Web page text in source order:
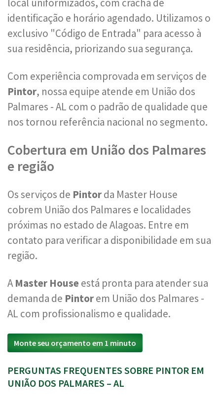
local uniformizados, com crachá de
identificação e horário agendado. Utilizamos o
exclusivo "Código de Entrada" para acesso à
sua residência, priorizando sua segurança.
Com experiência comprovada em serviços de
Pintor, nossa equipe atende em União dos
Palmares - AL com o padrão de qualidade que
nos tornou referência nacional no segmento.
Cobertura em União dos Palmares
e região
Os serviços de Pintorda Master House
cobrem União dos Palmares e localidades
próximas no estado de Alagoas. Entre em
contato para verificar a disponibilidade em sua
região.
AMaster House está pronta para atender sua
demanda de Pintorem União dos Palmares -
AL com profissionalismo e qualidade.
Monte seu orçamento em 1 minuto
PERGUNTAS FREQUENTES SOBRE PINTOR EM
UNIÃO DOS PALMARES – AL